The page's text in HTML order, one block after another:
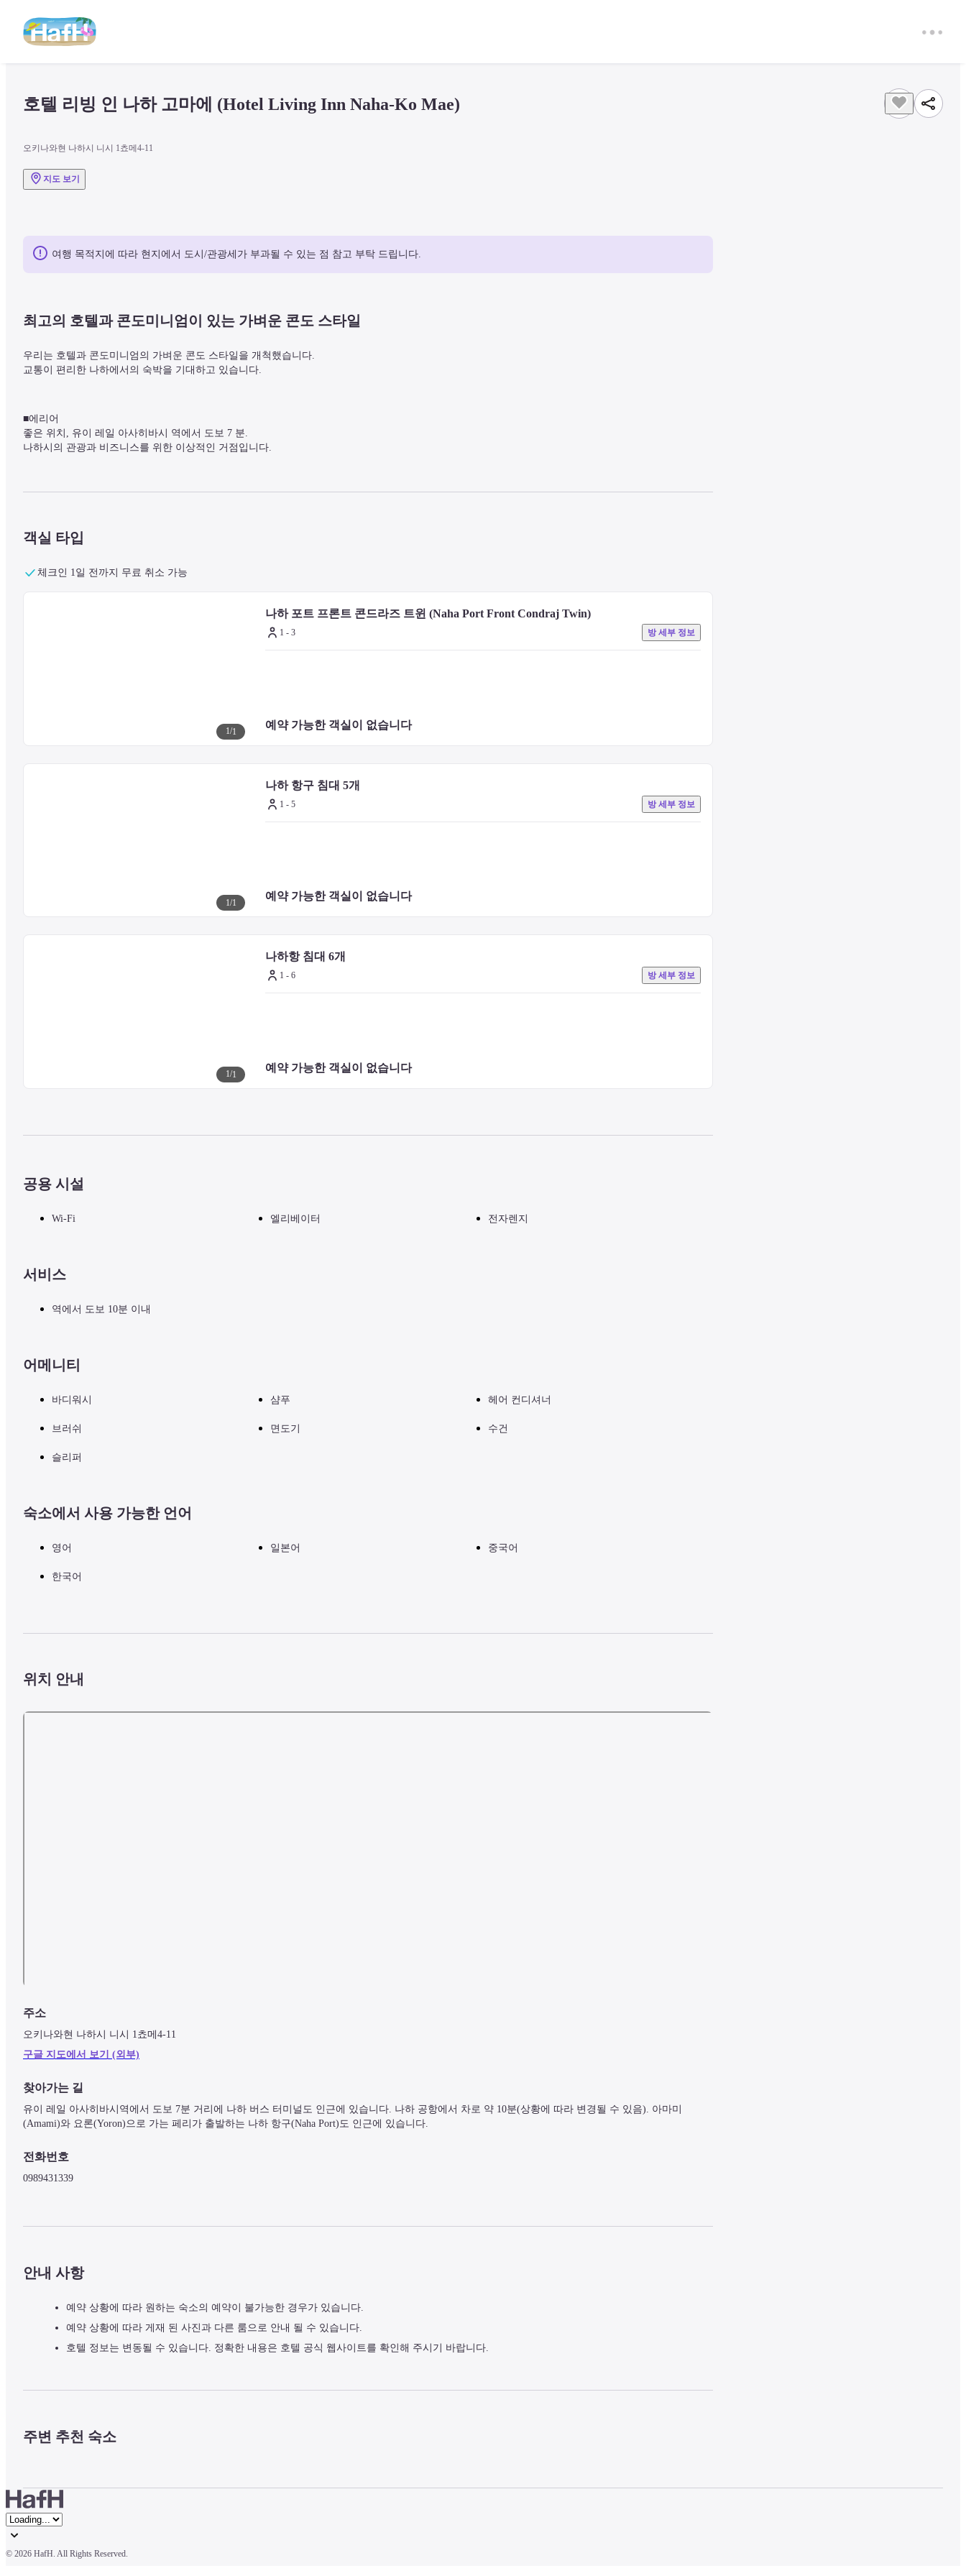
호텔 리빙 인 나하 고마에 (Hotel Living Inn Naha-Ko Mae)
오키나와현 나하시 니시 1쵸메4-11
지도 보기
여행 목적지에 따라 현지에서 도시/관광세가 부과될 수 있는 점 참고 부탁 드립니다.
최고의 호텔과 콘도미니엄이 있는 가벼운 콘도 스타일
우리는 호텔과 콘도미니엄의 가벼운 콘도 스타일을 개척했습니다.
교통이 편리한 나하에서의 숙박을 기대하고 있습니다.
■에리어
좋은 위치, 유이 레일 아사히바시 역에서 도보 7 분.
나하시의 관광과 비즈니스를 위한 이상적인 거점입니다.
■시설에 대해
■객실에 대해
5인실과 6인실도 있기 때문에, 합숙이나 학생 여행 등의 스포츠 단체에도 추천해요.
객실 타입
체크인 1일 전까지 무료 취소 가능
1/1
나하 포트 프론트 콘드라즈 트윈 (Naha Port Front Condraj Twin)
1 - 3 방 세부 정보
예약 가능한 객실이 없습니다
1/1
나하 항구 침대 5개
1 - 5 방 세부 정보
예약 가능한 객실이 없습니다
1/1
나하항 침대 6개
1 - 6 방 세부 정보
예약 가능한 객실이 없습니다
공용 시설
Wi-Fi 엘리베이터 전자렌지
서비스
역에서 도보 10분 이내
어메니티
바디워시 샴푸 헤어 컨디셔너
브러쉬 면도기 수건
슬리퍼
숙소에서 사용 가능한 언어
영어 일본어 중국어
한국어
위치 안내
주소
오키나와현 나하시 니시 1쵸메4-11
구글 지도에서 보기 (외부)
찾아가는 길
유이 레일 아사히바시역에서 도보 7분 거리에 나하 버스 터미널도 인근에 있습니다. 나하 공항에서 차로 약 10분(상황에 따라 변경될 수 있음). 아마미
(Amami)와 요론(Yoron)으로 가는 페리가 출발하는 나하 항구(Naha Port)도 인근에 있습니다.
전화번호
0989431339
안내 사항
예약 상황에 따라 원하는 숙소의 예약이 불가능한 경우가 있습니다.
예약 상황에 따라 게재 된 사진과 다른 룸으로 안내 될 수 있습니다.
호텔 정보는 변동될 수 있습니다. 정확한 내용은 호텔 공식 웹사이트를 확인해 주시기 바랍니다.
주변 추천 숙소
© 2026 HafH. All Rights Reserved.